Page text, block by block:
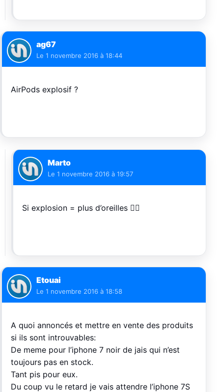
ag67
Le 1 novembre 2016 à 18:44
AirPods explosif ?
Marto
Le 1 novembre 2016 à 19:57
Si explosion = plus d’oreilles 👂🏻
Etouai
Le 1 novembre 2016 à 18:58
A quoi annoncés et mettre en vente des produits
si ils sont introuvables:
De meme pour l’iphone 7 noir de jais qui n’est
toujours pas en stock.
Tant pis pour eux.
Du coup vu le retard je vais attendre l’iphone 7S